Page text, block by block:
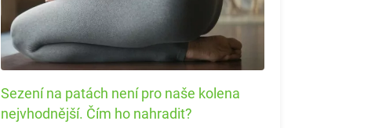
Sezení na patách není pro naše kolena
nejvhodnější. Čím ho nahradit?